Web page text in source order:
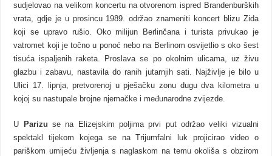
sudjelovao na velikom koncertu na otvorenom ispred Brandenburških
vrata, gdje je u prosincu 1989. održao znameniti koncert blizu Zida
koji se upravo rušio. Oko milijun Berlinčana i turista privukao je
vatromet koji je točno u ponoć nebo na Berlinom osvijetlio s oko šest
tisuća ispaljenih raketa. Proslava se po okolnim ulicama, uz živu
glazbu i zabavu, nastavila do ranih jutarnjih sati. Najživlje je bilo u
Ulici 17. lipnja, pretvorenoj u pješačku zonu dugu dva kilometra u
kojoj su nastupale brojne njemačke i međunarodne zvijezde.
U Parizu se na Elizejskim poljima prvi put održao veliki vizualni
spektakl tijekom kojega se na Trijumfalni luk projicirao video o
pariškom umijeću življenja s naglaskom na temu okoliša s obzirom